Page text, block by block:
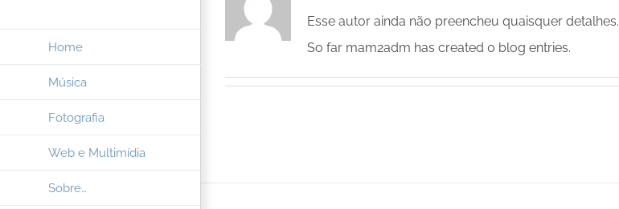
Home
Música
Fotografia
Web e Multimídia
Sobre…
Esse autor ainda não preencheu quaisquer detalhes.
So far mam2adm has created 0 blog entries.